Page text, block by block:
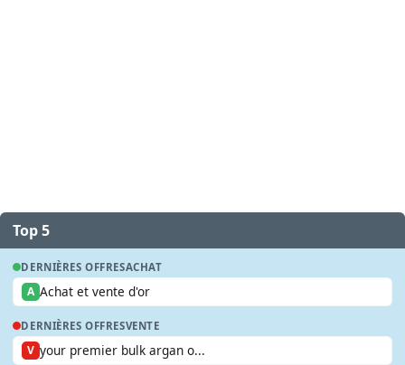
Top 5
DERNIÈRES OFFRESACHAT
A Achat et vente d'or
DERNIÈRES OFFRESVENTE
V your premier bulk argan o...